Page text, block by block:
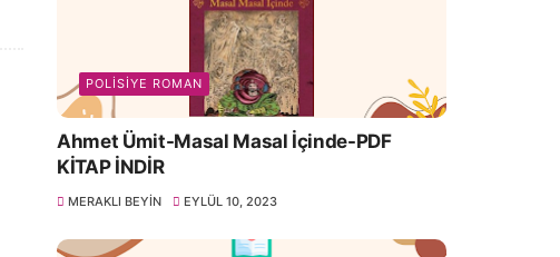
POLISIYE ROMAN
Ahmet Ümit-Masal Masal İçinde-PDF
KİTAP İNDİR
MERAKLI BEYIN EYLÜL 10, 2023